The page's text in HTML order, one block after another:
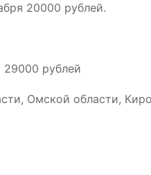
20000 рублей.
29000 рублей
Омской области,